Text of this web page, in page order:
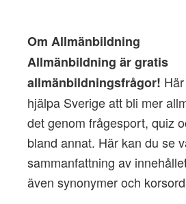
Om Allmänbildning
Allmänbildning är gratis
allmänbildningsfrågor!
hjälpa Sverige att bli mer
det genom frågesport, quiz
bland annat. Här kan du se
sammanfattning av
även synonymer och